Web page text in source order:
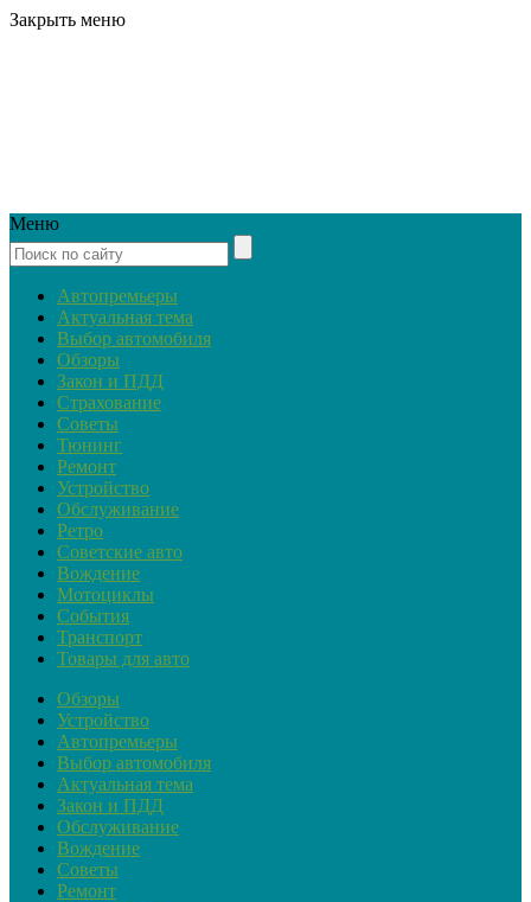
Закрыть меню
Меню
Автопремьеры
Актуальная тема
Выбор автомобиля
Обзоры
Закон и ПДД
Страхование
Советы
Тюнинг
Ремонт
Устройство
Обслуживание
Ретро
Советские авто
Вождение
Мотоциклы
События
Транспорт
Товары для авто
Обзоры
Устройство
Автопремьеры
Выбор автомобиля
Актуальная тема
Закон и ПДД
Обслуживание
Вождение
Советы
Ремонт